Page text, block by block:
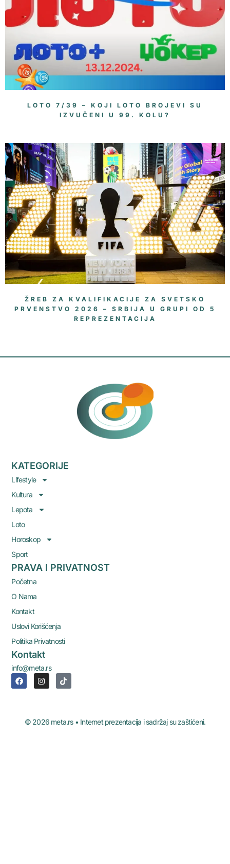
LOTO 7/39 – KOJI LOTO BROJEVI SU
IZVUČENI U 99. KOLU?
ŽREB ZA KVALIFIKACIJE ZA SVETSKO
PRVENSTVO 2026 – SRBIJA U GRUPI OD 5
REPREZENTACIJA
KATEGORIJE
Lifestyle
Kultura
Lepota
Loto
Horoskop
Sport
PRAVA I PRIVATNOST
Početna
O Nama
Kontakt
Uslovi Korišćenja
Politika Privatnosti
Kontakt
info@meta.rs
© 2026 meta.rs • Internet prezentacija i sadržaj su zaštićeni.